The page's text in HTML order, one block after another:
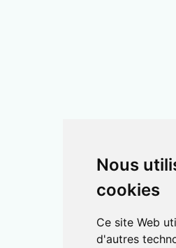
Nous
cookies
Ce site Web
d'autres